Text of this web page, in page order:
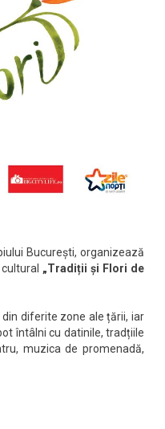
București, organizează
„Tradiții și Flori de
diferite zone ale țării, iar
întâlni cu datinile, tradțiile
muzica de promenadă,